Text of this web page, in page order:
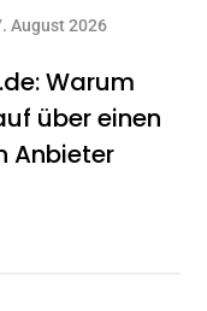
August 2026
Warum
über einen
Anbieter